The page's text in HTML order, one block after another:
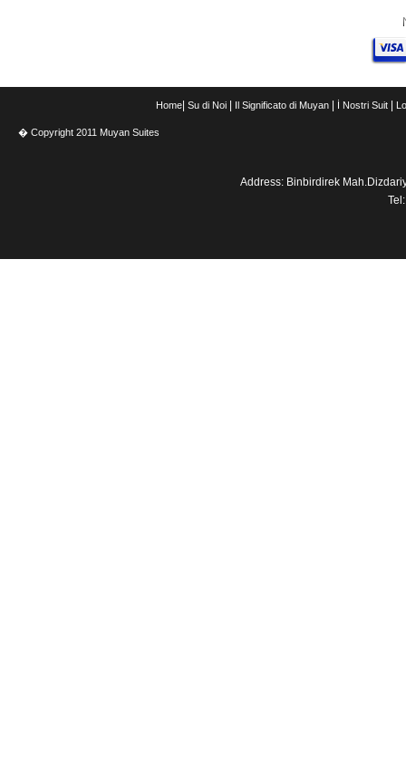
Home Su di Noi Il Significato di Muyan İ Nostri Suit
� Copyright 2011 Muyan Suites
Address: Binbirdirek